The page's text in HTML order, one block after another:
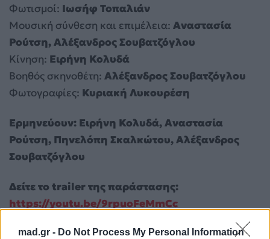
mad.gr - Do Not Process My Personal Information
Φωτισμοί: Ιωσήφ Τοπαλιάν
Μουσική σύνθεση και επιμέλεια: Αναστασία
Ρούτση, Αλέξανδρος Σουβατζόγλου
Κίνηση: Ειρήνη Κολυδά
Βοηθός σκηνοθέτη: Αλέξανδρος Σουβατζόγλου
Φωτογραφίες: Κυριακή Λυκουρέση
Ερμηνεύουν: Ειρήνη Κολυδά, Αναστασία
Ρούτση, Πηνελόπη Σκαλκώτου, Αλέξανδρος
Σουβατζόγλου
Δείτε το trailer της παράστασης:
https://youtu.be/9rpuoFeMmCc